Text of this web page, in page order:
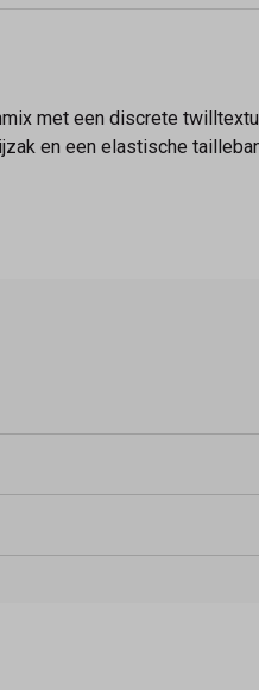
met een discrete
en een elastische